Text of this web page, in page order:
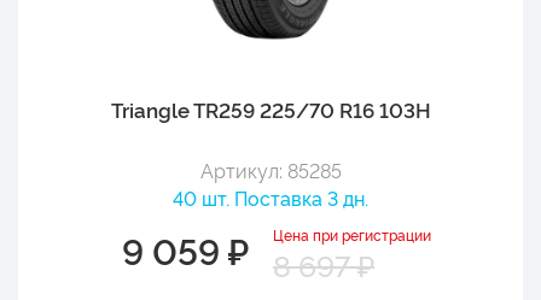
Triangle TR259 225/70 R16 103H
Артикул: 85285
40 шт. Поставка 3 дн.
9 059 ₽ Цена при регистрации
8 697 ₽